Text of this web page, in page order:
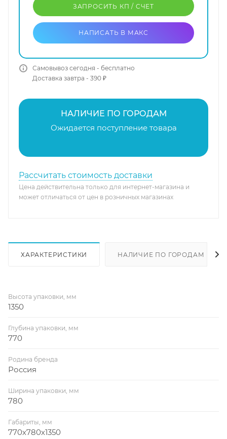
ЗАПРОСИТЬ КП / CЧЕТ
НАПИСАТЬ В МАКС
Самовывоз сегодня - бесплатно
Доставка завтра - 390 ₽
НАЛИЧИЕ ПО ГОРОДАМ
Ожидается поступление товара
Рассчитать стоимость доставки
Цена действительна только для интернет-магазина и
может отличаться от цен в розничных магазинах
ХАРАКТЕРИСТИКИ НАЛИЧИЕ ПО ГОРОДАМ
Высота упаковки, мм
1350
Глубина упаковки, мм
770
Родина бренда
Россия
Ширина упаковки, мм
780
Габариты, мм
770х780х1350